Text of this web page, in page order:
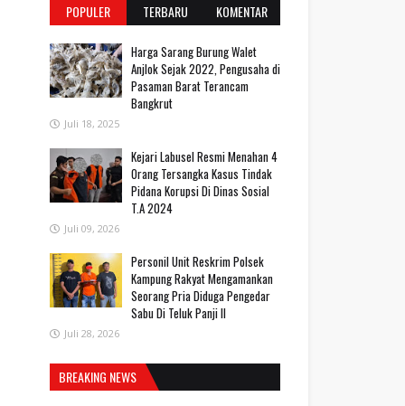
POPULER TERBARU KOMENTAR
Harga Sarang Burung Walet
Anjlok Sejak 2022, Pengusaha di
Pasaman Barat Terancam
Bangkrut
Juli 18, 2025
‎Kejari Labusel Resmi Menahan 4
Orang Tersangka Kasus Tindak
Pidana Korupsi Di Dinas Sosial
T.A 2024
Juli 09, 2026
Personil Unit Reskrim Polsek
Kampung Rakyat Mengamankan
Seorang Pria Diduga Pengedar
Sabu Di Teluk Panji II
Juli 28, 2026
BREAKING NEWS